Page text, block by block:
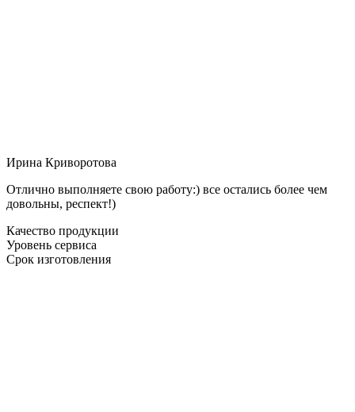
Ирина Криворотова
Отлично выполняете свою работу:) все остались более чем
довольны, респект!)
Качество продукции
Уровень сервиса
Срок изготовления